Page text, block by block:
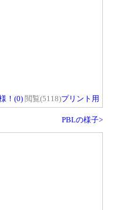
！(0) 閲覧(5118)プリント用
PBLの様子>